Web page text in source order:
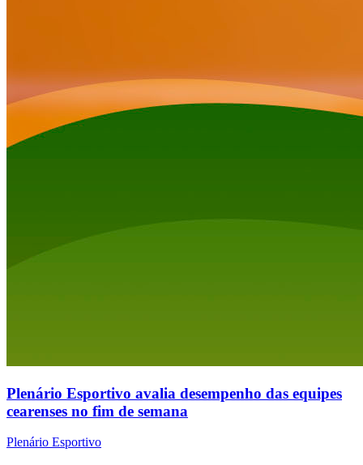
Plenário Esportivo avalia desempenho das equipes
cearenses no fim de semana
Plenário Esportivo